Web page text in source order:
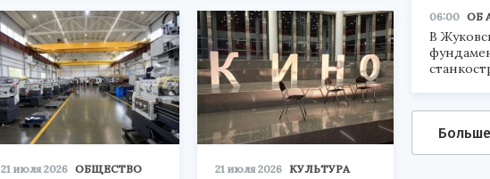
21 июля 2026 ОБЩЕСТВО 21 июля 2026 КУЛЬТУРА
06:00 ОБ
В